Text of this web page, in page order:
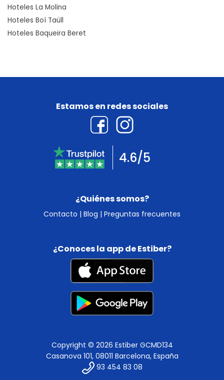
Hoteles La Molina
Hoteles Boí Taüll
Hoteles Baqueira Beret
¿Quiénes somos?
Contacto | Blog | Preguntas frecuentes
Estamos en redes sociales
4.6/5
¿Conoces la app de Estiber?
Copyright © 2026 Estiber GCMD134
Casanova 101, 08011 Barcelona, España
93 454 83 08